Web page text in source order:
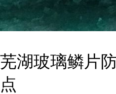
芜湖玻璃鳞片
点